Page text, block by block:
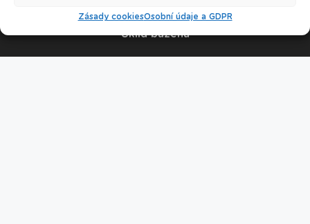
Zásady cookiesOsobní údaje a GDPR
Úklid bazénu